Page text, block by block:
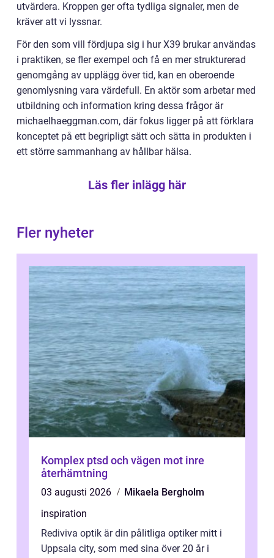
utvärdera. Kroppen ger ofta tydliga signaler, men de
kräver att vi lyssnar.
För den som vill fördjupa sig i hur X39 brukar användas
i praktiken, se fler exempel och få en mer strukturerad
genomgång av upplägg över tid, kan en oberoende
genomlysning vara värdefull. En aktör som arbetar med
utbildning och information kring dessa frågor är
michaelhaeggman.com, där fokus ligger på att förklara
konceptet på ett begripligt sätt och sätta in produkten i
ett större sammanhang av hållbar hälsa.
Läs fler inlägg här
Fler nyheter
Komplex ptsd och vägen mot inre
återhämtning
03 augusti 2026
Mikaela Bergholm
inspiration
Rediviva optik är din pålitliga optiker mitt i
Uppsala city, som med sina över 20 år i